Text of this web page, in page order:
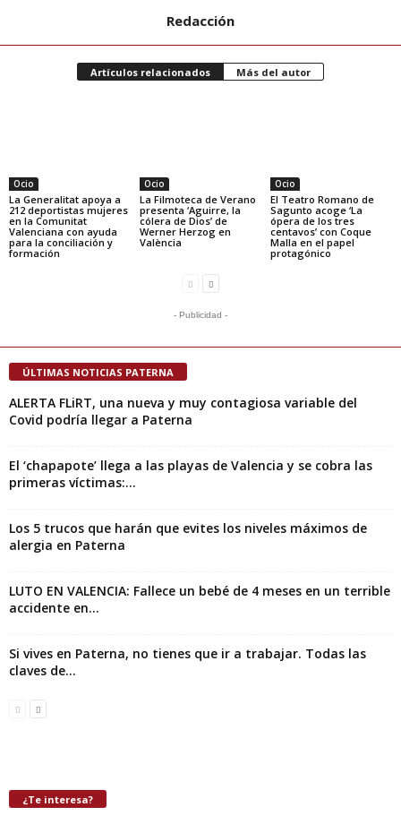
Redacción
Artículos relacionados Más del autor
Ocio
La Generalitat apoya a
212 deportistas mujeres
en la Comunitat
Valenciana con ayuda
para la conciliación y
formación
Ocio
La Filmoteca de Verano
presenta ‘Aguirre, la
cólera de Dios’ de
Werner Herzog en
València
Ocio
El Teatro Romano de
Sagunto acoge ‘La
ópera de los tres
centavos’ con Coque
Malla en el papel
protagónico
- Publicidad -
ÚLTIMAS NOTICIAS PATERNA
ALERTA FLiRT, una nueva y muy contagiosa variable del
Covid podría llegar a Paterna
El ‘chapapote’ llega a las playas de Valencia y se cobra las
primeras víctimas:...
Los 5 trucos que harán que evites los niveles máximos de
alergia en Paterna
LUTO EN VALENCIA: Fallece un bebé de 4 meses en un terrible
accidente en...
Si vives en Paterna, no tienes que ir a trabajar. Todas las
claves de...
¿Te interesa?